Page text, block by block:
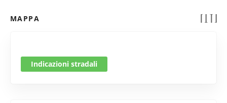
MAPPA
Indicazioni stradali